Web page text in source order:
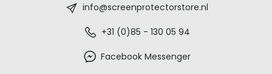
info@screenprotectorstore.nl
+31 (0)85 - 130 05 94
Facebook Messenger